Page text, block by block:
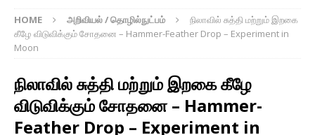
HOME அறிவியல் / தொழில்நுட்பம்
நிலாவில் சுத்தி மற்றும் இறகை
கீழே விடுவிக்கும் சோதனை – Hammer-Feather Drop – Experiment in
Moon
நிலாவில் சுத்தி மற்றும் இறகை கீழே
விடுவிக்கும் சோதனை – Hammer-
Feather Drop – Experiment in